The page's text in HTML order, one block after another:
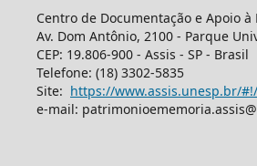
Centro de Documentação e Apoio à
Av. Dom Antônio, 2100 - Parque
CEP: 19.806-900 - Assis - SP - Brasil
Telefone: (18) 3302-5835
Site: https://www.assis.unesp.br/
e-mail: